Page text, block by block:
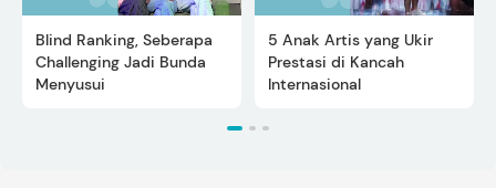
Blind Ranking, Seberapa
Challenging Jadi Bunda
Menyusui
5 Anak Artis yang Ukir
Prestasi di Kancah
Internasional